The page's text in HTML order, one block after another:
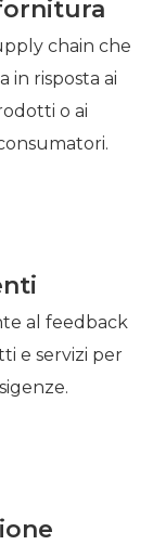
chain che
in risposta ai
o ai
al feedback
e servizi per